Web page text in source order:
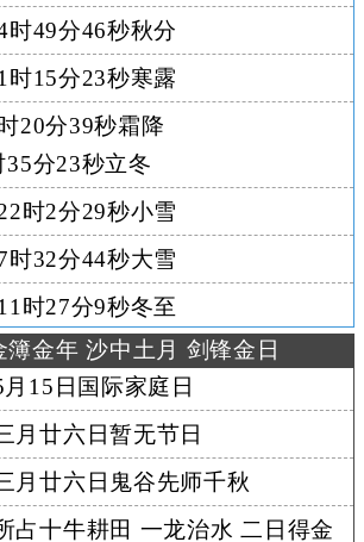
时49分46秒秋分
时15分23秒寒露
20分39秒霜降
35分23秒立冬
时2分29秒小雪
时32分44秒大雪
时27分9秒冬至
簿金年 沙中土月 剑锋金日
月15日国际家庭日
月廿六日暂无节日
月廿六日鬼谷先师千秋
占十牛耕田 一龙治水 二日得金